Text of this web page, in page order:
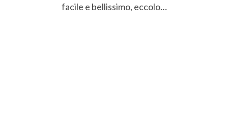
facile e bellissimo, eccolo…